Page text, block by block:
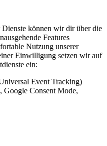
können wir dir über die
Features
Nutzung unserer
Einwilligung setzen wir auf
ein:
Event Tracking)
Google Consent Mode,